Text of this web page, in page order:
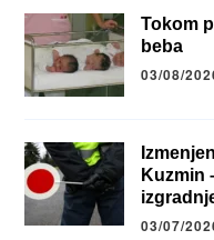
Tokom
beba
03/08/
Kuzmin
03/07/